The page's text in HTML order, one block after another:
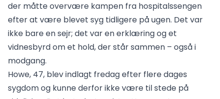
der måtte overvære kampen fra hospitalssengen
efter at være blevet syg tidligere på ugen. Det var
ikke bare en sejr; det var en erklæring og et
vidnesbyrd om et hold, der står sammen – også i
modgang.
Howe, 47, blev indlagt fredag efter flere dages
sygdom og kunne derfor ikke være til stede på